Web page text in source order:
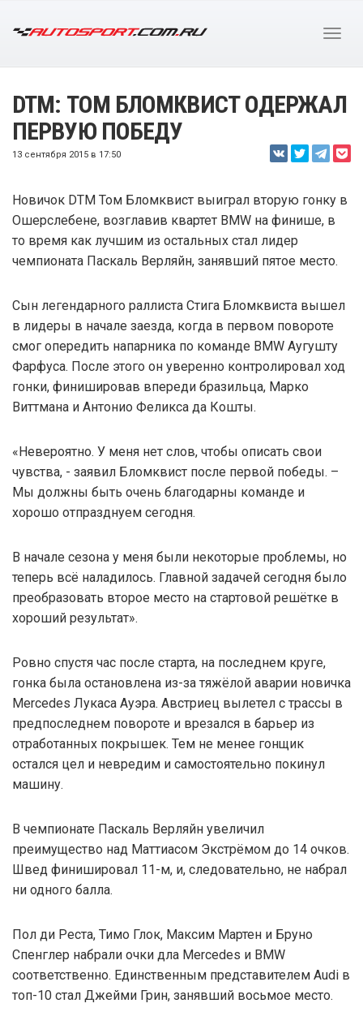
DTM: ТОМ БЛОМКВИСТ ОДЕРЖАЛ
ПЕРВУЮ ПОБЕДУ
13 сентября 2015 в 17:50
Новичок DTM Том Бломквист выиграл вторую гонку в
Ошерслебене, возглавив квартет BMW на финише, в
то время как лучшим из остальных стал лидер
чемпионата Паскаль Верляйн, занявший пятое место.
Сын легендарного раллиста Стига Бломквиста вышел
в лидеры в начале заезда, когда в первом повороте
смог опередить напарника по команде BMW Аугушту
Фарфуса. После этого он уверенно контролировал ход
гонки, финишировав впереди бразильца, Марко
Виттмана и Антонио Феликса да Кошты.
«Невероятно. У меня нет слов, чтобы описать свои
чувства, - заявил Бломквист после первой победы. –
Мы должны быть очень благодарны команде и
хорошо отпразднуем сегодня.
В начале сезона у меня были некоторые проблемы, но
теперь всё наладилось. Главной задачей сегодня было
преобразовать второе место на стартовой решётке в
хороший результат».
Ровно спустя час после старта, на последнем круге,
гонка была остановлена из-за тяжёлой аварии новичка
Mercedes Лукаса Ауэра. Австриец вылетел с трассы в
предпоследнем повороте и врезался в барьер из
отработанных покрышек. Тем не менее гонщик
остался цел и невредим и самостоятельно покинул
машину.
В чемпионате Паскаль Верляйн увеличил
преимущество над Маттиасом Экстрёмом до 14 очков.
Швед финишировал 11-м, и, следовательно, не набрал
ни одного балла.
Пол ди Реста, Тимо Глок, Максим Мартен и Бруно
Спенглер набрали очки дла Mercedes и BMW
соответственно. Единственным представителем Audi в
топ-10 стал Джейми Грин, занявший восьмое место.